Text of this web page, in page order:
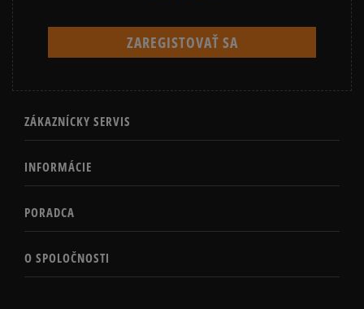
ZÁKAZNÍCKY SERVIS
INFORMÁCIE
PORADCA
O SPOLOČNOSTI